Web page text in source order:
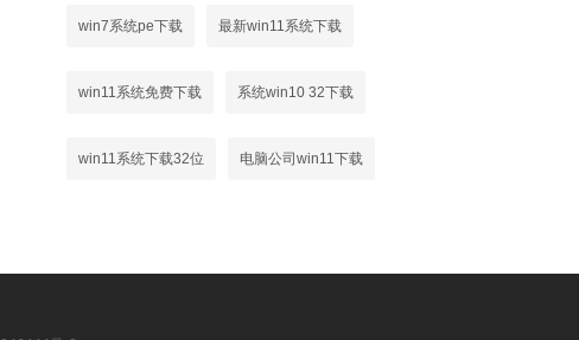
win7系统pe下载 最新win11系统下载
win11系统免费下载 系统win10 32下载
win11系统下载32位 电脑公司win11下载